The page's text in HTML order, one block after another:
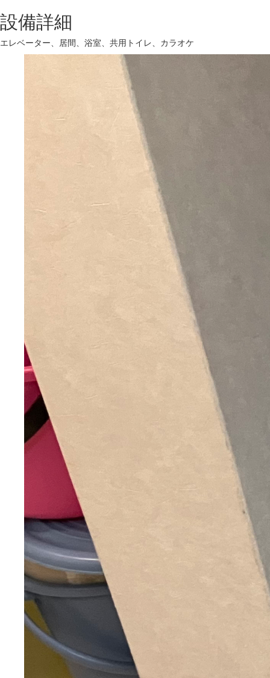
設備詳細
エレベーター、居間、浴室、共用トイレ、カラオケ